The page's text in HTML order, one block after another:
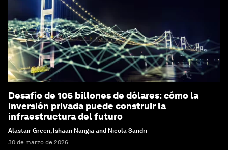
Desafío de 106 billones de dólares: cómo la
inversión privada puede construir la
infraestructura del futuro
Alastair Green, Ishaan Nangia and Nicola Sandri
30 de marzo de 2026